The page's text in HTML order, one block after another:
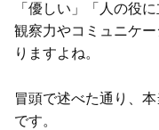
「優しい」「人の役
観察力やコミュニケ
りますよね。
冒頭で述べた通り、本
です。